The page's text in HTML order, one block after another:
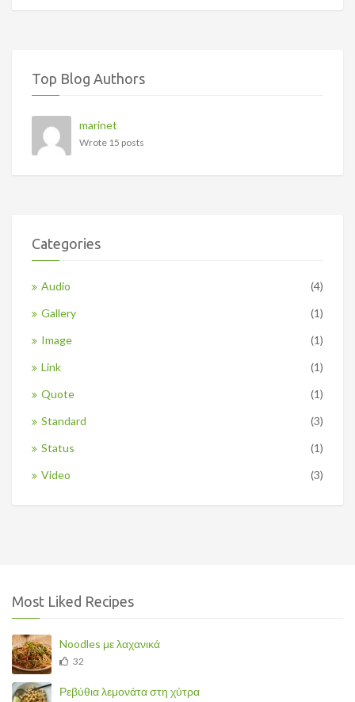
Top Blog Authors
marinet
Wrote 15 posts
Categories
Audio
(4)
Gallery
(1)
Image
(1)
Link
(1)
Quote
(1)
Standard
(3)
Status
(1)
Video
(3)
Most Liked Recipes
Noodles με λαχανικά
32
Ρεβύθια λεμονάτα στη χύτρα